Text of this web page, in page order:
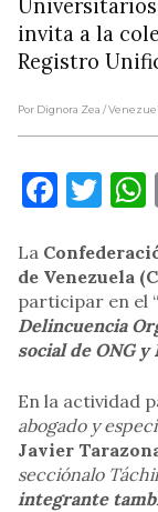
Universitarios
invita a la
Registro
Por Dignora Zea /
La
de Venezuela
participar en el “
Delincuencia
social de ONG y
En la actividad
abogado y
Javier
secciónalo
integrante